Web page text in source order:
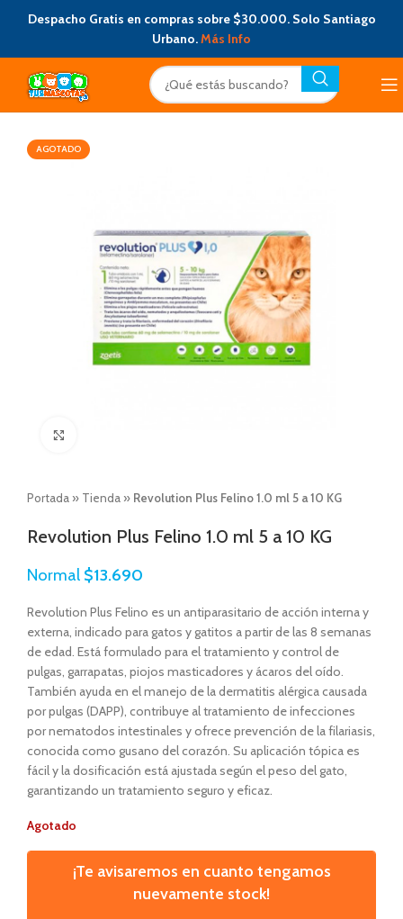
Despacho Gratis en compras sobre $30.000. Solo Santiago
Urbano.Más Info
AGOTADO
Portada » Tienda » Revolution Plus Felino 1.0 ml 5 a 10 KG
Revolution Plus Felino 1.0 ml 5 a 10 KG
Normal $13.690
Revolution Plus Felino es un antiparasitario de acción interna y
externa, indicado para gatos y gatitos a partir de las 8 semanas
de edad. Está formulado para el tratamiento y control de
pulgas, garrapatas, piojos masticadores y ácaros del oído.
También ayuda en el manejo de la dermatitis alérgica causada
por pulgas (DAPP), contribuye al tratamiento de infecciones
por nematodos intestinales y ofrece prevención de la filariasis,
conocida como gusano del corazón. Su aplicación tópica es
fácil y la dosificación está ajustada según el peso del gato,
garantizando un tratamiento seguro y eficaz.
Agotado
¡Te avisaremos en cuanto tengamos
nuevamente stock!